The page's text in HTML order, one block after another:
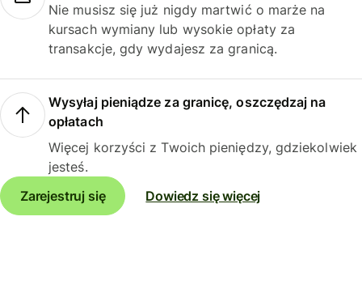
Nie musisz się już nigdy martwić o marże na
kursach wymiany lub wysokie opłaty za
transakcje, gdy wydajesz za granicą.
Wysyłaj pieniądze za granicę, oszczędzaj na
opłatach
Więcej korzyści z Twoich pieniędzy, gdziekolwiek
jesteś.
Zarejestruj się
Dowiedz się więcej